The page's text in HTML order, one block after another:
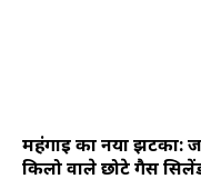
महंगाई का नया झटका:
किलो वाले छोटे गैस